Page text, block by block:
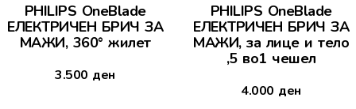
PHILIPS OneBlade
ЕЛЕКТРИЧЕН БРИЧ ЗА
МАЖИ, 360° жилет
3.500 ден
PHILIPS OneBlade
ЕЛЕКТРИЧЕН БРИЧ ЗА
МАЖИ, за лице и тело
,5 во1 чешел
4.000 ден